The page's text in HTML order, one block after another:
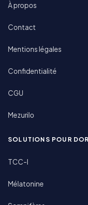
À propos
Contact
Mentions légales
Confidentialité
CGU
Mezurilo
SOLUTIONS POUR
TCC-I
Mélatonine